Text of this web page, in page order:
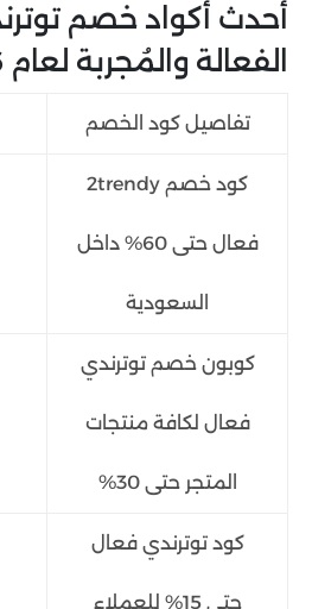
الفعالة والمُجربة لعام 2026
تفاصيل كود الخصم
كود خصم 2trendy
فعال حتى 60% داخل
السعودية
كوبون خصم توترندي
فعال لكافة منتجات
المتجر حتى 30%
كود توترندي فعال
حتى 15% للعملاء